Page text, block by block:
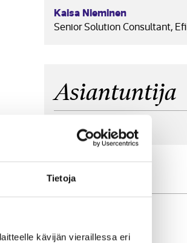
Tietoja
kävijän vieraillessa eri
Kaisa Nieminen
Senior Solution Consultant,
Asiantuntija
Noora Palenius